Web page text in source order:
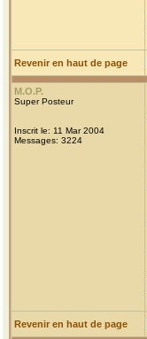
Revenir en haut de page
M.O.P.
Super Posteur
Inscrit le: 11 Mar 2004
Messages: 3224
Revenir en haut de page